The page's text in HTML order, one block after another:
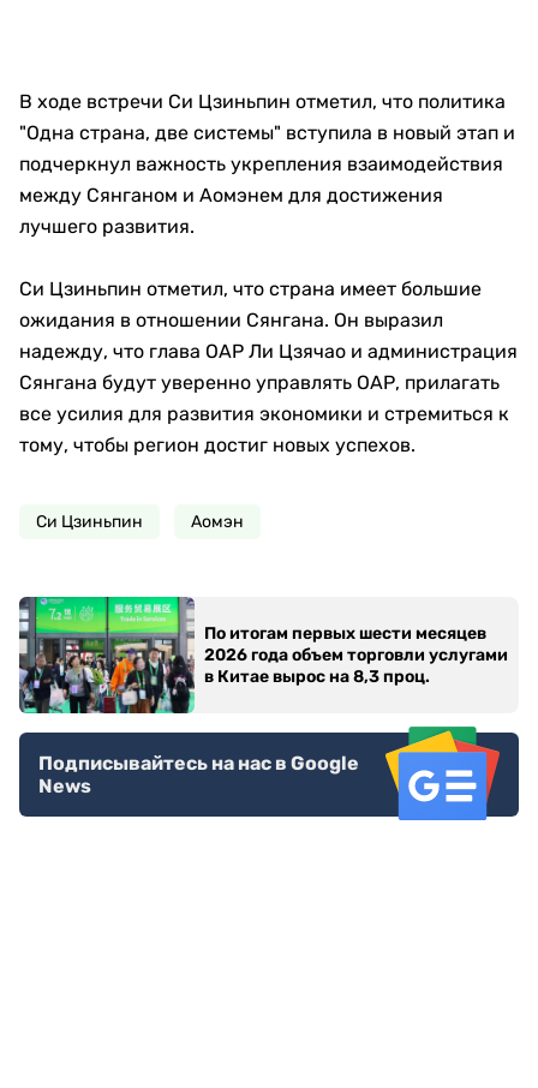
В ходе встречи Си Цзиньпин отметил, что политика
"Одна страна, две системы" вступила в новый этап и
подчеркнул важность укрепления взаимодействия
между Сянганом и Аомэнем для достижения
лучшего развития.
Си Цзиньпин отметил, что страна имеет большие
ожидания в отношении Сянгана. Он выразил
надежду, что глава ОАР Ли Цзячао и администрация
Сянгана будут уверенно управлять ОАР, прилагать
все усилия для развития экономики и стремиться к
тому, чтобы регион достиг новых успехов.
Си Цзиньпин Аомэн
По итогам первых шести месяцев
2026 года объем торговли услугами
в Китае вырос на 8,3 проц.
Подписывайтесь на нас в Google
News